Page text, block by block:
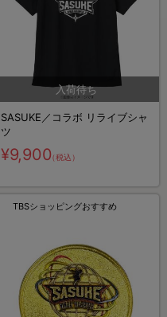
SASUKE／コラボ リライブシャ
ツ
¥9,900（税込）
TBSショッピングおすすめ